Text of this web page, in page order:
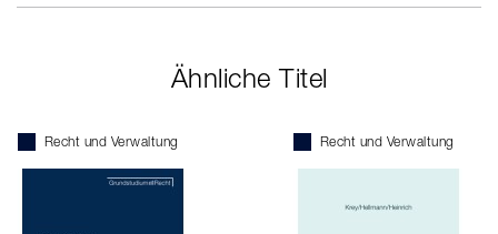
Ähnliche Titel
Recht und Verwaltung Recht und Verwaltung